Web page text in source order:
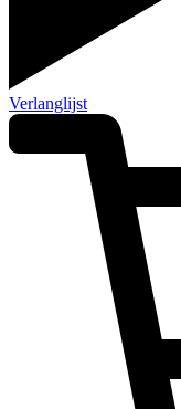
Verlanglijst